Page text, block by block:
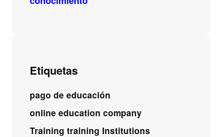
Etiquetas
pago de educación
online education company
Training training Institutions